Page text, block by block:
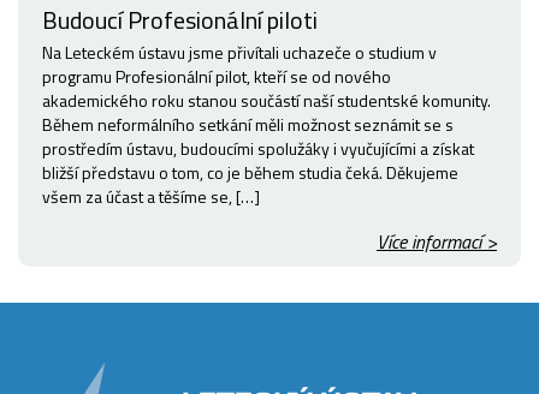
Budoucí Profesionální piloti
Na Leteckém ústavu jsme přivítali uchazeče o studium v
programu Profesionální pilot, kteří se od nového
akademického roku stanou součástí naší studentské komunity.
Během neformálního setkání měli možnost seznámit se s
prostředím ústavu, budoucími spolužáky i vyučujícími a získat
bližší představu o tom, co je během studia čeká. Děkujeme
všem za účast a těšíme se, […]
Více informací >